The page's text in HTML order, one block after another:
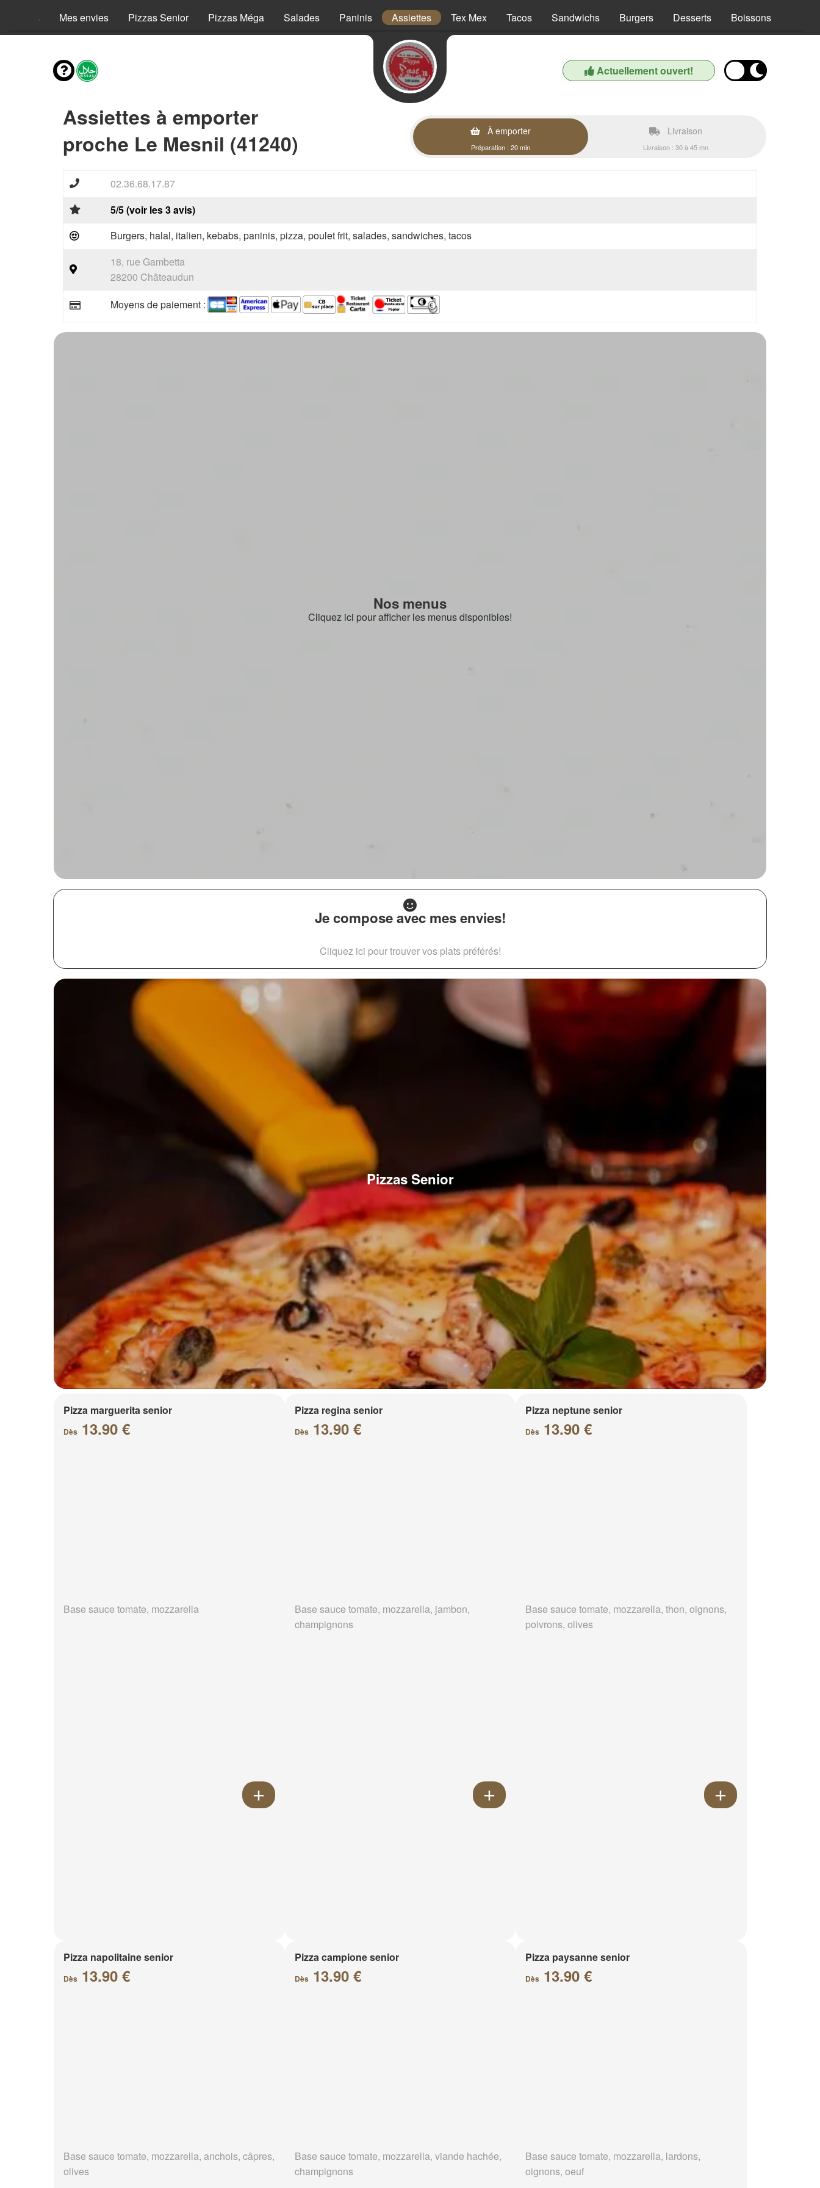
Menus Mes envies Pizzas Senior Pizzas Méga Salades Paninis Assiettes Tex Mex Tacos Sandwichs Burgers Desserts Boissons
Actuellement ouvert!
Assiettes à emporter
proche Le Mesnil (41240)
À emporter
Préparation : 20 min
Livraison
Livraison : 30 à 45 mn
02.36.68.17.87
5/5 (voir les 3 avis)
Burgers, halal, italien, kebabs, paninis, pizza, poulet frit, salades, sandwiches, tacos
18, rue Gambetta
28200 Châteaudun
Moyens de paiement :
Nos menus
Cliquez ici pour afficher les menus disponibles!
Je compose avec mes envies!
Cliquez ici pour trouver vos plats préférés!
Pizzas Senior
Pizza marguerita senior
Dès 13.90 €
Base sauce tomate, mozzarella
Pizza regina senior
Dès 13.90 €
Base sauce tomate, mozzarella, jambon,
champignons
Pizza neptune senior
Dès 13.90 €
Base sauce tomate, mozzarella, thon, oignons,
poivrons, olives
Pizza napolitaine senior
Dès 13.90 €
Base sauce tomate, mozzarella, anchois, câpres,
olives
Pizza campione senior
Dès 13.90 €
Base sauce tomate, mozzarella, viande hachée,
champignons
Pizza paysanne senior
Dès 13.90 €
Base sauce tomate, mozzarella, lardons,
oignons, oeuf